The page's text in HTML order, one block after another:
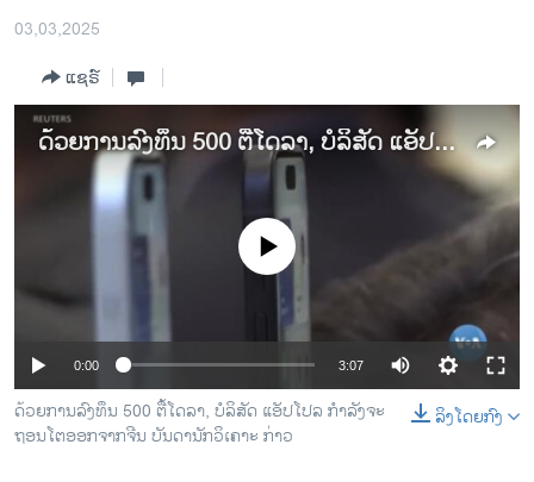
ອິດສະຫຼະພາບດ້ານການຂ່າວ
ຊີວິດຊາວລາວ
ຊຸມຊົນຊາວລາວ
ວິທະຍາສາດ-ເທັກໂນໂລຈີ
ພາສາອັງກິດ
ວີດີໂອ
ສຽງ
ລາຍການກະຈາຍສຽງ
03,03,2025
ແຊຣ໌
ດ້ວຍການລົງທຶນ 500 ຕື້ໂດລາ, ບໍລິສັດ ແອັປໂປລ ກຳລັງຈະຖອນໂຕອອກຈາກຈີນ ບັນດານັກວິເຄາະ ກ່າວ
No media source currently available
0:00 3:07
240p ລິງໂດຍກົງ
ດ້ວຍການລົງທຶນ 500 ຕື້ໂດລາ, ບໍລິສັດ ແອັປໂປລ ກຳລັງຈະ
ຖອນໂຕອອກຈາກຈີນ ບັນດານັກວິເຄາະ ກ່າວ